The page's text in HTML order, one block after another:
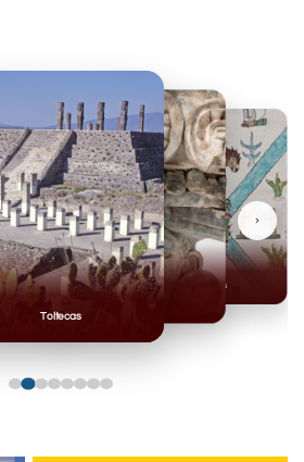
Toltecas
Mexicas
›